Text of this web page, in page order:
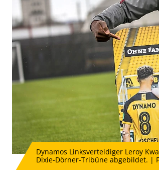
Dynamos Linksverteidiger Leroy
Dixie-Dörner-Tribüne abgebildet. |